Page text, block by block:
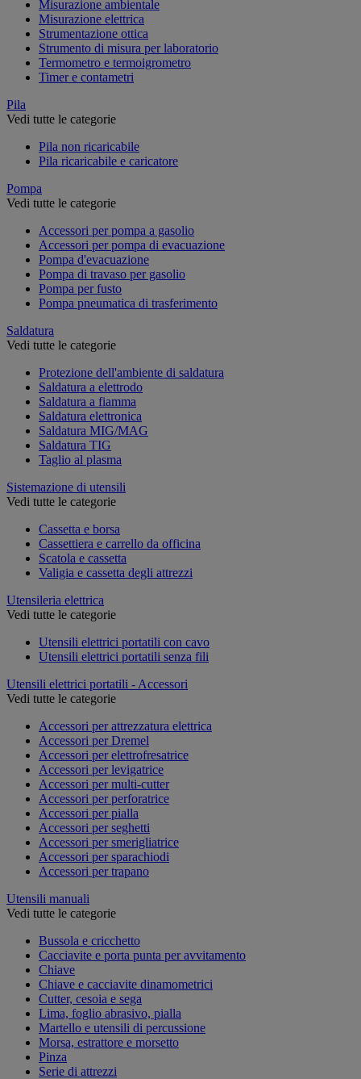
Misurazione ambientale
Misurazione elettrica
Strumentazione ottica
Strumento di misura per laboratorio
Termometro e termoigrometro
Timer e contametri
Pila
Vedi tutte le categorie
Pila non ricaricabile
Pila ricaricabile e caricatore
Pompa
Vedi tutte le categorie
Accessori per pompa a gasolio
Accessori per pompa di evacuazione
Pompa d'evacuazione
Pompa di travaso per gasolio
Pompa per fusto
Pompa pneumatica di trasferimento
Saldatura
Vedi tutte le categorie
Protezione dell'ambiente di saldatura
Saldatura a elettrodo
Saldatura a fiamma
Saldatura elettronica
Saldatura MIG/MAG
Saldatura TIG
Taglio al plasma
Sistemazione di utensili
Vedi tutte le categorie
Cassetta e borsa
Cassettiera e carrello da officina
Scatola e cassetta
Valigia e cassetta degli attrezzi
Utensileria elettrica
Vedi tutte le categorie
Utensili elettrici portatili con cavo
Utensili elettrici portatili senza fili
Utensili elettrici portatili - Accessori
Vedi tutte le categorie
Accessori per attrezzatura elettrica
Accessori per Dremel
Accessori per elettrofresatrice
Accessori per levigatrice
Accessori per multi-cutter
Accessori per perforatrice
Accessori per pialla
Accessori per seghetti
Accessori per smerigliatrice
Accessori per sparachiodi
Accessori per trapano
Utensili manuali
Vedi tutte le categorie
Bussola e cricchetto
Cacciavite e porta punta per avvitamento
Chiave
Chiave e cacciavite dinamometrici
Cutter, cesoia e sega
Lima, foglio abrasivo, pialla
Martello e utensili di percussione
Morsa, estrattore e morsetto
Pinza
Serie di attrezzi